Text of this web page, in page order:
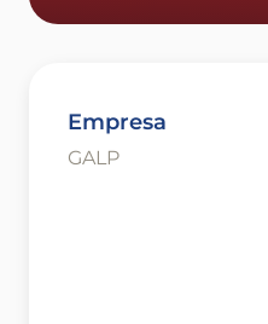
Empresa
GALP